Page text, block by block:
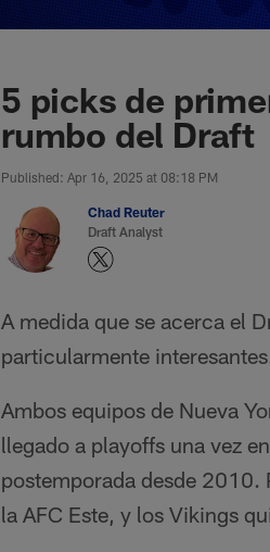
5 picks de
rumbo del Draft
Published: Apr 16, 2025 at 08:18 PM
Chad Reuter
Draft Analyst
A medida que se acerca el
particularmente
Ambos equipos de Nueva
llegado a playoffs una vez
postemporada desde 2010.
la AFC Este, y los Vikings